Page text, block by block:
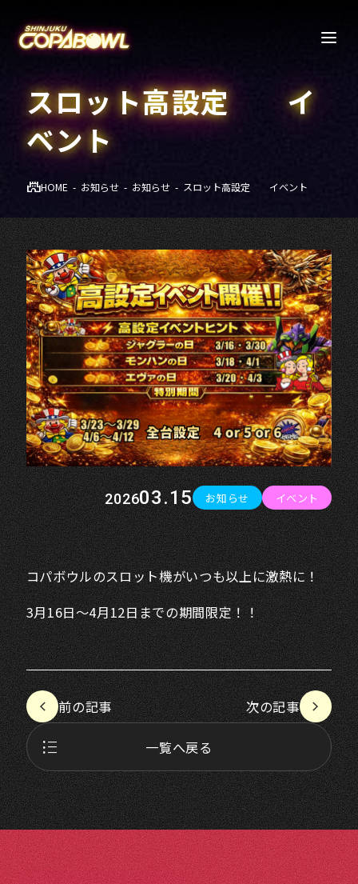
スロット高設定 イ
ベント
HOME お知らせ お知らせ スロット高設定 イベント
202603.15 お知らせ イベント
コパボウルのスロット機がいつも以上に激熱に！
3月16日～4月12日までの期間限定！！
arrow_back_ios 前の記事 次の記事 arrow_forward_ios
format_list_bulleted 一覧へ戻る